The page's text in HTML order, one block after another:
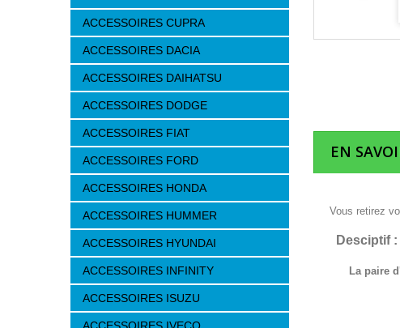
ACCESSOIRES CUPRA
ACCESSOIRES DACIA
ACCESSOIRES DAIHATSU
ACCESSOIRES DODGE
ACCESSOIRES FIAT
ACCESSOIRES FORD
ACCESSOIRES HONDA
ACCESSOIRES HUMMER
ACCESSOIRES HYUNDAI
ACCESSOIRES INFINITY
ACCESSOIRES ISUZU
EN
Vous retirez
Desciptif :
La paire